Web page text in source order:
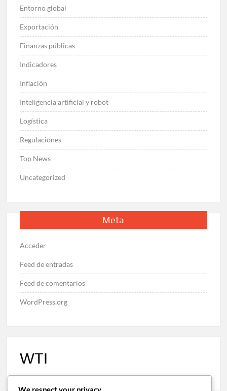
Entorno global
Exportación
Finanzas públicas
Indicadores
Inflación
Inteligencia artificial y robot
Logística
Regulaciones
Top News
Uncategorized
Meta
Acceder
Feed de entradas
Feed de comentarios
WordPress.org
WTI